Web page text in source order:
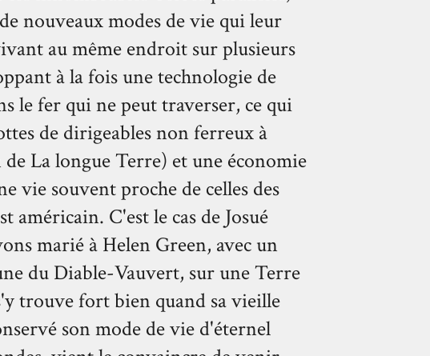
nouveaux modes de vie qui leur
au même endroit sur plusieurs
à la fois une technologie de
le fer qui ne peut traverser, ce qui
de dirigeables non ferreux à
La longue Terre) et une économie
vie souvent proche de celles des
américain. C'est le cas de Josué
marié à Helen Green, avec un
du Diable-Vauvert, sur une Terre
trouve fort bien quand sa vieille
son mode de vie d'éternel